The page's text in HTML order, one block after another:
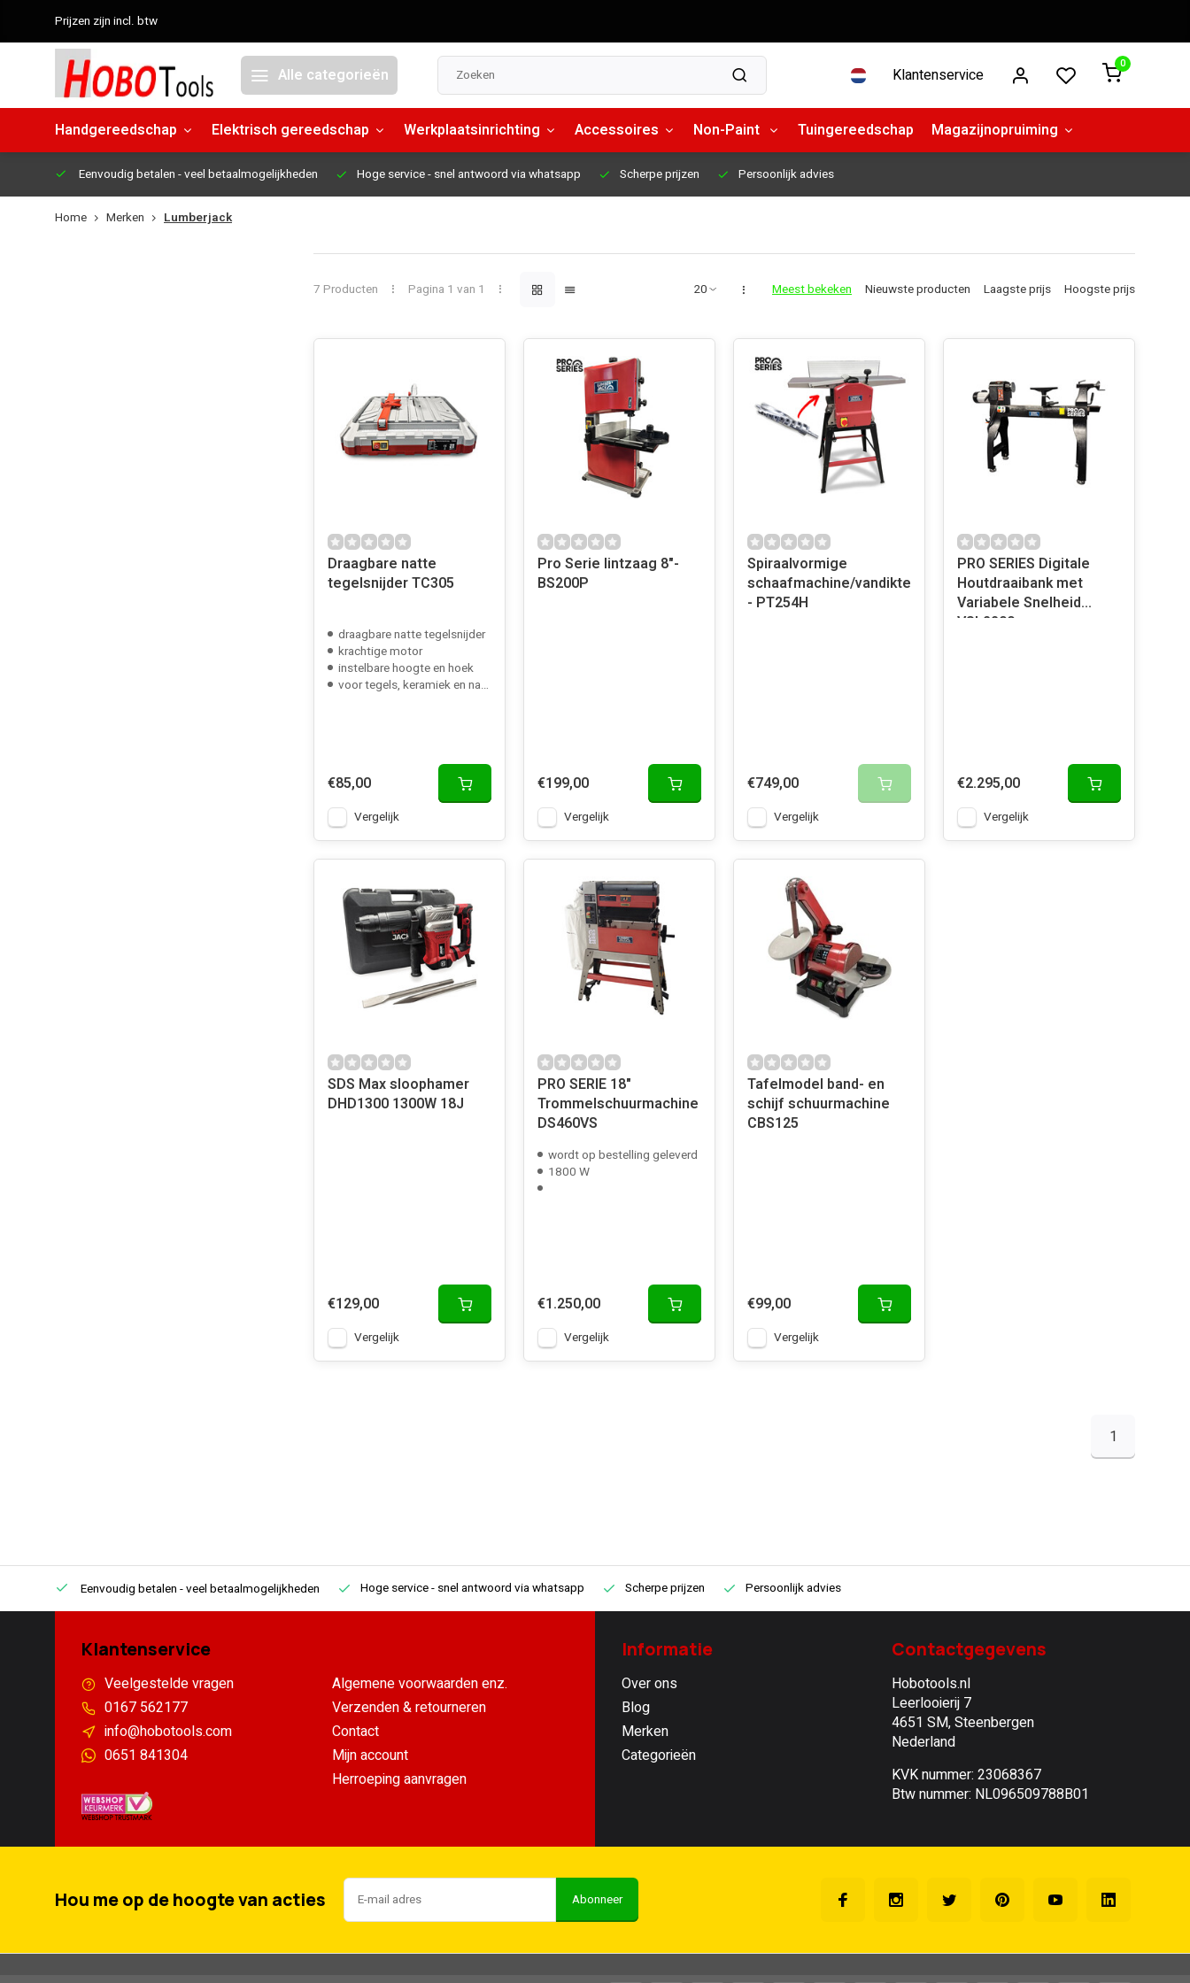
Prijzen zijn incl. btw
Alle categorieën Klantenservice
0
Handgereedschap Elektrisch gereedschap Werkplaatsinrichting Accessoires Non-Paint Tuingereedschap Magazijnopruiming
Eenvoudig betalen - veel betaalmogelijkheden Hoge service- snel antwoord via whatsapp Scherpe prijzen Persoonlijk advies
Home Merken Lumberjack
7 Producten Pagina 1 van 1 Meest bekeken Nieuwste producten Laagste prijs Hoogste prijs
Draagbare natte
tegelsnijder TC305
draagbare natte tegelsnijder
krachtige motor
instelbare hoogte en hoek
voor tegels, keramiek en natuursteen
€85,00
Vergelijk
Pro Serie lintzaag 8"-
BS200P
€199,00
Vergelijk
Spiraalvormige
schaafmachine/vandiktebank
- PT254H
€749,00
Vergelijk
PRO SERIES Digitale
Houtdraaibank met
Variabele Snelheid
VSL2200
€2.295,00
Vergelijk
SDS Max sloophamer
DHD1300 1300W 18J
€129,00
Vergelijk
PRO SERIE 18"
Trommelschuurmachine
DS460VS
wordt op bestelling geleverd
1800 W
€1.250,00
Vergelijk
Tafelmodel band- en
schijf schuurmachine
CBS125
€99,00
Vergelijk
1
Eenvoudig betalen - veel betaalmogelijkheden Hoge service- snel antwoord via whatsapp Scherpe prijzen Persoonlijk advies
Klantenservice
Veelgestelde vragen
0167 562177
info@hobotools.com
0651 841304
Algemene voorwaarden enz.
Verzenden & retourneren
Contact
Mijn account
Herroeping aanvragen
Informatie
Over ons
Blog
Merken
Categorieën
Contactgegevens
Hobotools.nl
Leerlooierij 7
4651 SM, Steenbergen
Nederland
KVK nummer: 23068367
Btw nummer: NL096509788B01
Hou me op de hoogte van acties Abonneer